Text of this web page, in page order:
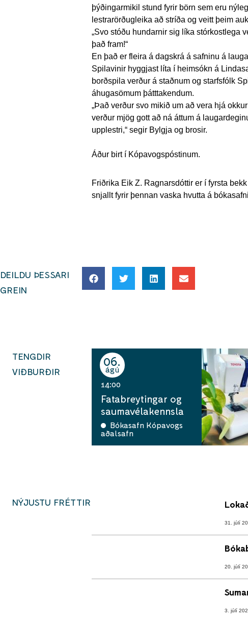
þýðingarmikil stund fyrir börn sem eru
lestrarörðugleika að stríða og veitt þeim
„Svo stóðu hundarnir sig líka stórkostlega
það fram!“
En það er fleira á dagskrá á safninu á
Spilavinir hyggjast líta í heimsókn á
borðspila verður á staðnum og starfsfólk
áhugasömum þátttakendum.
„Það verður svo mikið um að vera hjá
verður mjög gott að ná áttum á
upplestri,“ segir Bylgja og brosir.
Áður birt í Kópavogspóstinum.
Friðrika Eik Z. Ragnarsdóttir er í fyrsta
snjallt fyrir þennan vaska hvutta á
DEILDU ÞESSARI
GREIN
TENGDIR
VIÐBURÐIR
06
ágú
14:00
Fatabreytingar og
saumavélakennsla
Bókasafn Kópavogs
aðalsafn
NÝJUSTU FRÉTTIR
31. júlí
20. júlí
3. júlí